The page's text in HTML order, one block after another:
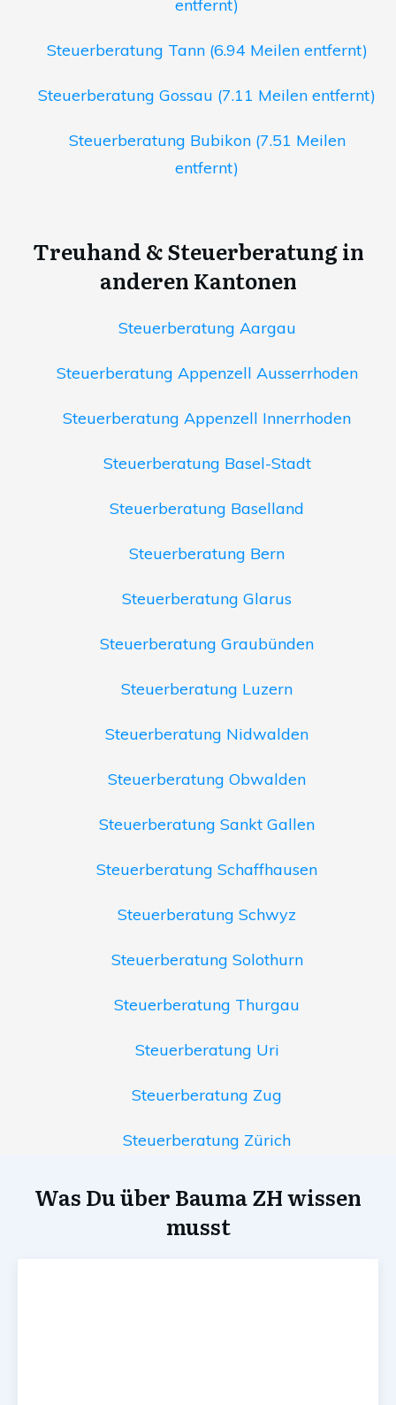
entfernt)
Steuerberatung Tann (6.94 Meilen entfernt)
Steuerberatung Gossau (7.11 Meilen entfernt)
Steuerberatung Bubikon (7.51 Meilen
entfernt)
Treuhand & Steuerberatung in
anderen Kantonen
Steuerberatung Aargau
Steuerberatung Appenzell Ausserrhoden
Steuerberatung Appenzell Innerrhoden
Steuerberatung Basel-Stadt
Steuerberatung Baselland
Steuerberatung Bern
Steuerberatung Glarus
Steuerberatung Graubünden
Steuerberatung Luzern
Steuerberatung Nidwalden
Steuerberatung Obwalden
Steuerberatung Sankt Gallen
Steuerberatung Schaffhausen
Steuerberatung Schwyz
Steuerberatung Solothurn
Steuerberatung Thurgau
Steuerberatung Uri
Steuerberatung Zug
Steuerberatung Zürich
Was Du über Bauma ZH wissen
musst